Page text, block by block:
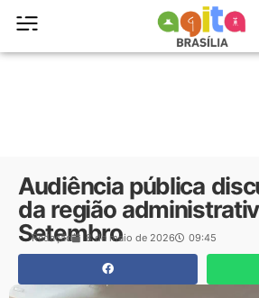
Audiência pública
da região
Setembro
Redação 8 de maio de 2026 09:45